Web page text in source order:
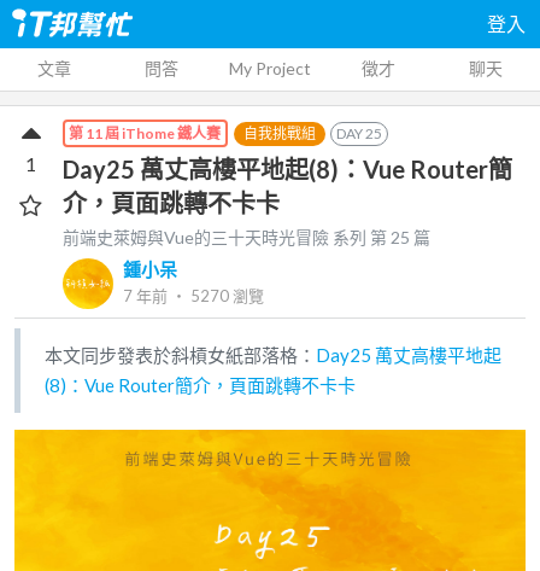
登入
文章 問答 My Project 徵才 聊天
第 11 屆 iThome 鐵人賽 自我挑戰組 DAY25
Day25 萬丈高樓平地起(8)：Vue Router簡
介，頁面跳轉不卡卡
前端史萊姆與Vue的三十天時光冒險 系列 第25 篇
鍾小呆
7 年前 ‧ 5270瀏覽
1
本文同步發表於斜槓女紙部落格： Day25 萬丈高樓平地起
(8)：Vue Router簡介，頁面跳轉不卡卡